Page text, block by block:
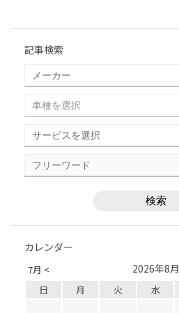
記事検索
カレンダー
7月 < 2026年8月
日 月 火 水